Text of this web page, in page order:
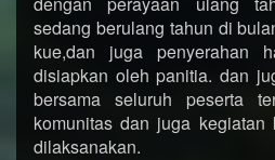
sedang berulang tahun di
kue,dan juga penyerahan
disiapkan oleh panitia. dan
bersama seluruh peserta
komunitas dan juga kegiatan
dilaksanakan.